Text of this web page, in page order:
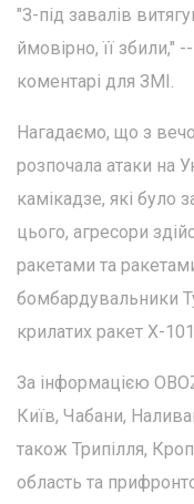
"З-під завалів
ймовірно, її збили,"
коментарі для ЗМІ.
Нагадаємо, що з
розпочала атаки на
камікадзе, які було
цього, агресори
ракетами та
бомбардувальники
крилатих ракет Х-
За інформацією
Київ, Чабани,
також Трипілля,
область та